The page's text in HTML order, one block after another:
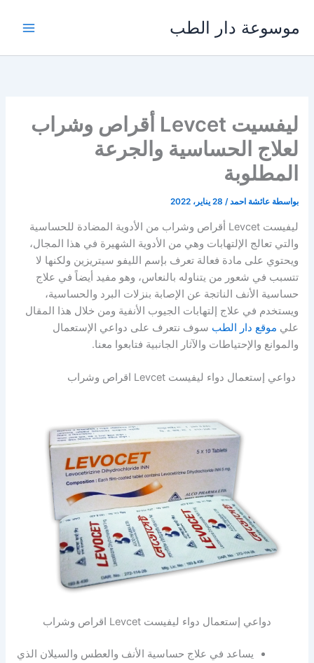
المحتوى
موسوعة دار الطب
ليفسيت Levcet أقراص وشراب
لعلاج الحساسية والجرعة
المطلوبة
بواسطة عائشة احمد/ 28 يناير، 2022
ليفيست Levcet أقراص وشراب من الأدوية المضادة للحساسية
والتي تعالج الإلتهابات وهي من الأدوية الشهيرة في هذا المجال،
ويحتوي على مادة فعالة تعرف بإسم الليفو سيتريزين ولكنها لا
تتسبب في شعور من يتناوله بالنعاس، وهو مفيد أيضاً في علاج
حساسية الأنف الناتجة عن الإصابة بنزلات البرد والحساسية،
ويستخدم في علاج إلتهابات الجيوب الأنفية ومن خلال هذا المقال
علي موقع دار الطب سوف نتعرف على دواعي الإستعمال
والموانع والإحتياطات والآثار الجانبية فتابعوا معنا.
دواعي إستعمال دواء ليفيست Levcet اقراص وشراب
دواعي إستعمال دواء ليفيست Levcet اقراص وشراب
يساعد في علاج حساسية الأنف والعطس والسيلان الذي